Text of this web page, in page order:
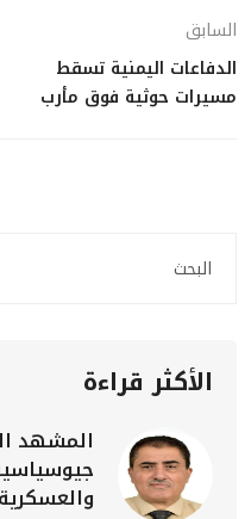
السابق
الدفاعات اليمنية تسقط
مسيرات حوثية فوق مأرب
الأكثر قراءة
المشهد
والعسكرية